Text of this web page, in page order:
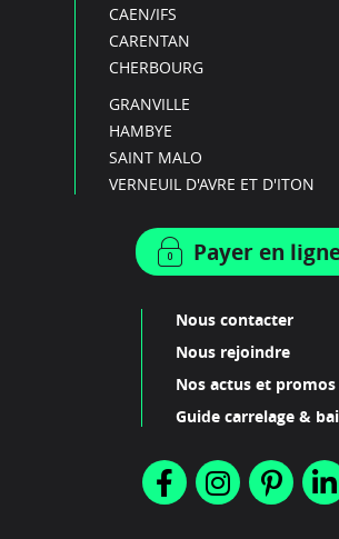
CAEN/IFS
CARENTAN
CHERBOURG
GRANVILLE
HAMBYE
SAINT MALO
VERNEUIL D'AVRE ET D'ITON
Payer en
Nous contacter
Nous rejoindre
Nos actus et promos
Guide carrelage &